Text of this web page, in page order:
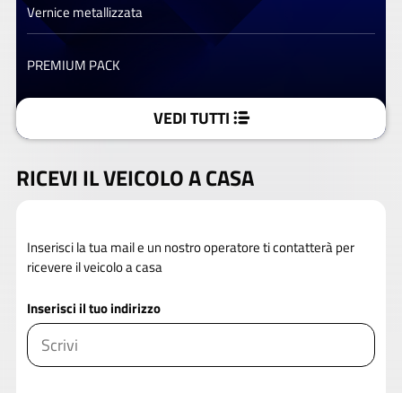
Vernice metallizzata
PREMIUM PACK
VEDI TUTTI
RICEVI IL VEICOLO A CASA
Inserisci la tua mail e un nostro operatore ti contatterà per
ricevere il veicolo a casa
Inserisci il tuo indirizzo